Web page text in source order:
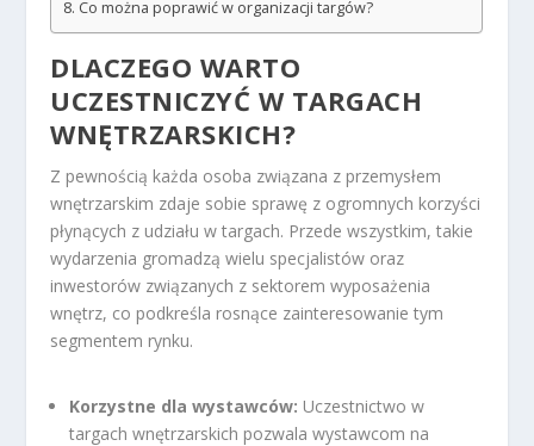
Co można poprawić w organizacji targów?
DLACZEGO WARTO
UCZESTNICZYĆ W TARGACH
WNĘTRZARSKICH?
Z pewnością każda osoba związana z przemysłem
wnętrzarskim zdaje sobie sprawę z ogromnych korzyści
płynących z udziału w targach. Przede wszystkim, takie
wydarzenia gromadzą wielu specjalistów oraz
inwestorów związanych z sektorem wyposażenia
wnętrz, co podkreśla rosnące zainteresowanie tym
segmentem rynku.
Korzystne dla wystawców: Uczestnictwo w
targach wnętrzarskich pozwala wystawcom na